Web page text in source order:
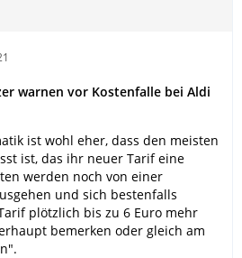
warnen vor Kostenfalle bei Aldi
ist wohl eher, dass den meisten
ist, das ihr neuer Tarif eine
werden noch von einer
und sich bestenfalls
plötzlich bis zu 6 Euro mehr
bemerken oder gleich am